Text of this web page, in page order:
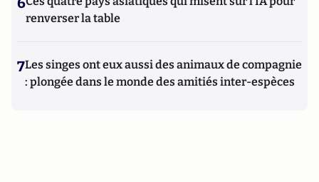
renverser la table
7Les singes ont eux aussi des animaux de compagnie
: plongée dans le monde des amitiés inter-espèces